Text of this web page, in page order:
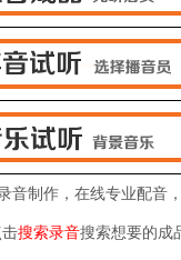
音制作，在线专业配音
搜索录音搜索想要的成